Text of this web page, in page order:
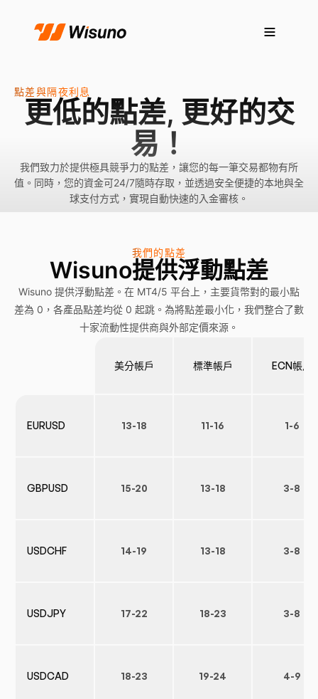
點差與隔夜利息
更低的點差, 更好的交
易！
我們致力於提供極具競爭力的點差，讓您的每一筆交易都物有所
值。同時，您的資金可24/7隨時存取，並透過安全便捷的本地與全
球支付方式，實現自動快速的入金審核。
我們的點差
Wisuno提供浮動點差
Wisuno 提供浮動點差。在 MT4/5 平台上，主要貨幣對的最小點
差為 0，各產品點差均從 0 起跳。為將點差最小化，我們整合了數
十家流動性提供商與外部定價來源。
美分帳戶 標準帳戶 ECN帳戶
EURUSD 13-18 11-16 1-6
GBPUSD 15-20 13-18 3-8
USDCHF 14-19 13-18 3-8
USDJPY 17-22 18-23 3-8
USDCAD 18-23 19-24 4-9